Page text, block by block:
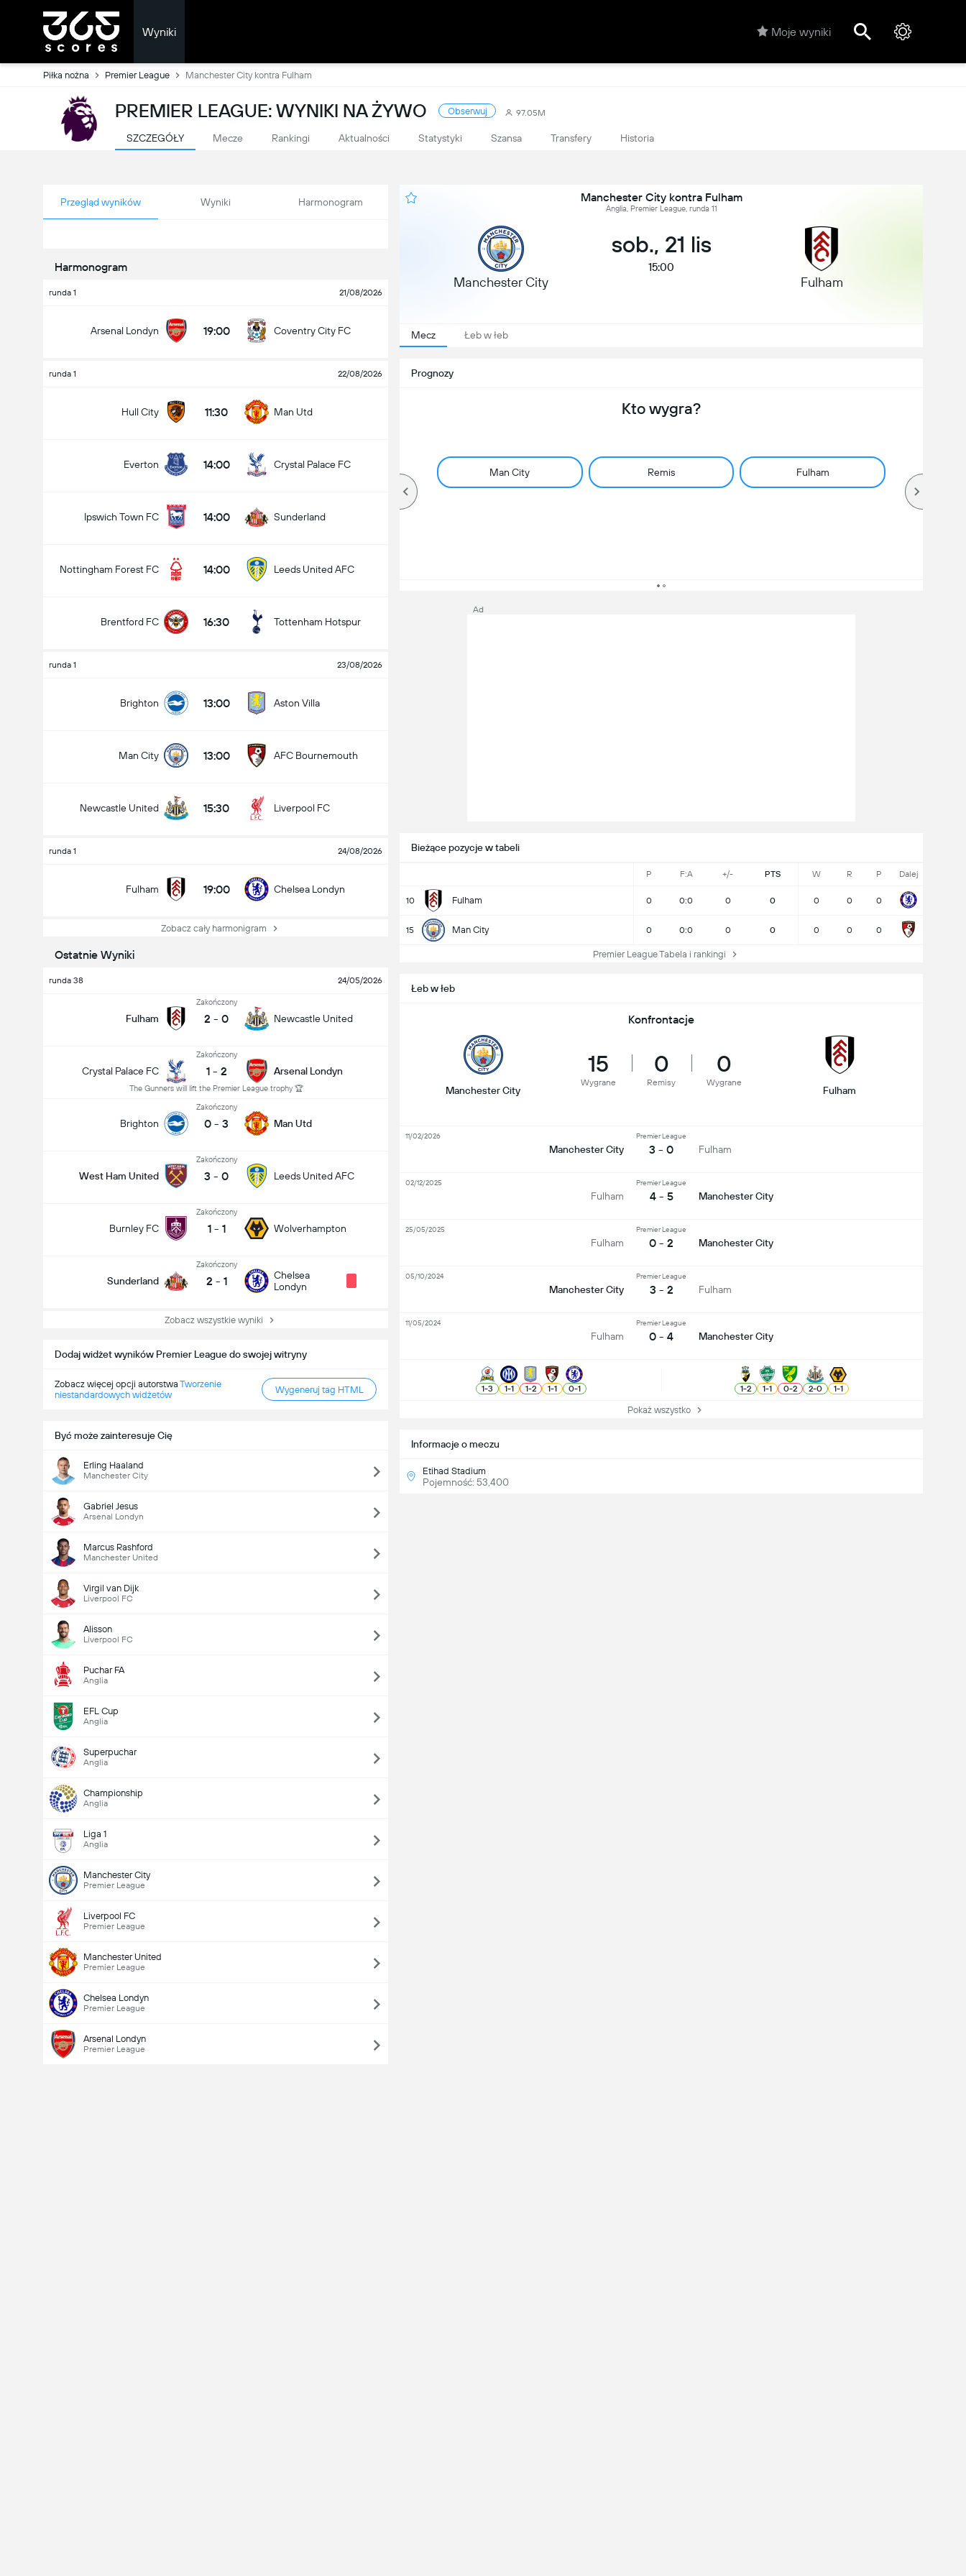
Wyniki Moje wyniki
Piłka nożna Premier League Manchester City kontra Fulham
PREMIER LEAGUE: WYNIKI NA ŻYWO Obserwuj 97.05M
SZCZEGÓŁY Mecze Rankingi Aktualności Statystyki Szansa Transfery Historia
Przegląd wyników Wyniki Harmonogram
Harmonogram
runda 1 21/08/2026
Arsenal Londyn 19:00 Coventry City FC
runda 1 22/08/2026
Hull City 11:30 Man Utd
Everton 14:00 Crystal Palace FC
Ipswich Town FC 14:00 Sunderland
Nottingham Forest FC 14:00 Leeds United AFC
Brentford FC 16:30 Tottenham Hotspur
runda 1 23/08/2026
Brighton 13:00 Aston Villa
Man City 13:00 AFC Bournemouth
Newcastle United 15:30 Liverpool FC
runda 1 24/08/2026
Fulham 19:00 Chelsea Londyn
Zobacz cały harmonigram
Ostatnie Wyniki
runda 38 24/05/2026
Fulham
Zakończony
2 - 0 Newcastle United
Crystal Palace FC
Zakończony
1 - 2
The Gunners will lift the Premier League trophy 🏆
Arsenal Londyn
Brighton
Zakończony
0 - 3 Man Utd
West Ham United
Zakończony
3 - 0 Leeds United AFC
Burnley FC
Zakończony
1 - 1 Wolverhampton
Sunderland
Zakończony
2 - 1
Chelsea
Londyn
Zobacz wszystkie wyniki
Dodaj widżet wyników Premier League do swojej witryny
Zobacz więcej opcji autorstwa Tworzenie
niestandardowych widżetów
Wygeneruj tag HTML
Być może zainteresuje Cię
Erling Haaland
Manchester City
Gabriel Jesus
Arsenal Londyn
Marcus Rashford
Manchester United
Virgil van Dijk
Liverpool FC
Alisson
Liverpool FC
Puchar FA
Anglia
EFL Cup
Anglia
Superpuchar
Anglia
Championship
Anglia
Liga 1
Anglia
Manchester City
Premier League
Liverpool FC
Premier League
Manchester United
Premier League
Chelsea Londyn
Premier League
Arsenal Londyn
Premier League
Manchester City kontra Fulham
Anglia, Premier League, runda 11
Manchester City
sob., 21 lis
15:00
Fulham
Mecz Łeb w łeb
Prognozy
Kto wygra?
Man City Remis Fulham
Liczba goli w meczu (2.5)
Ponad
Bieżące pozycje w tabeli
P F:A +/- PTS W R P Dalej
10 Fulham 0 0:0 0 0 0 0 0
15 Man City 0 0:0 0 0 0 0 0
Premier League Tabela i rankingi
Informacje o meczu
Etihad Stadium
Pojemność: 53,400
Łeb w łeb
Konfrontacje
Manchester City
15
Wygrane
0
Remisy
0
Wygrane
Fulham
Manchester City
Premier League
3 - 0 Fulham
11/02/2026
Fulham
Premier League
4 - 5 Manchester City
02/12/2025
Fulham
Premier League
0 - 2 Manchester City
25/05/2025
Manchester City
Premier League
3 - 2 Fulham
05/10/2024
Fulham
Premier League
0 - 4 Manchester City
11/05/2024
1-3 1-1 1-2 1-1 0-1 1-2 1-1 0-2 2-0 1-1
Pokaż wszystko
Ad